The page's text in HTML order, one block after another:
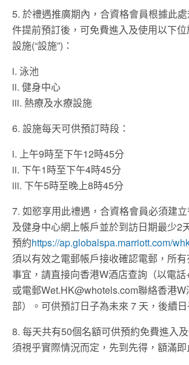
5. 於禮遇推廣期內，合資格會員根據此
件提前預訂後，可免費進入及使用以下
設施(“設施”)：
i. 泳池
ii. 健身中心
iii. 熱療及水療設施
6. 設施每天可供預訂時段：
i. 上午9時至下午12時45分
ii. 下午1時至下午4時45分
iii. 下午5時至晚上8時45分
7. 如慾享用此禮遇，合資格會員必須建
及健身中心網上帳戶並於到訪日期最少2
預約https://ap.globalspa.marriott.com/
須以有效之電郵帳戶接收確認電郵，所
事宜，請直接向香港W酒店查詢（以電
或電郵Wet.HK@whotels.com聯絡香港
部）。可供預訂日子為未來 7 天，後續日
8. 每天共有50個名額可供預約免費進入
須視乎實際情況而定，先到先得，額滿即